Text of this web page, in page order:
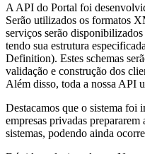
A API do Portal foi
Serão utilizados os formatos
serviços serão
tendo sua estrutura
Definition). Estes schemas
validação e construção dos
Além disso, toda a nossa API
Destacamos que o sistema foi
empresas privadas prepararem
sistemas, podendo ainda